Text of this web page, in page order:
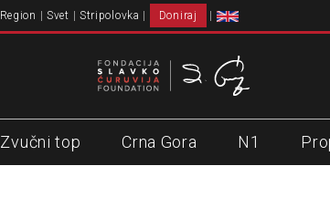
Region Svet Stripolovka Doniraj
Zvučni top Crna Gora N1